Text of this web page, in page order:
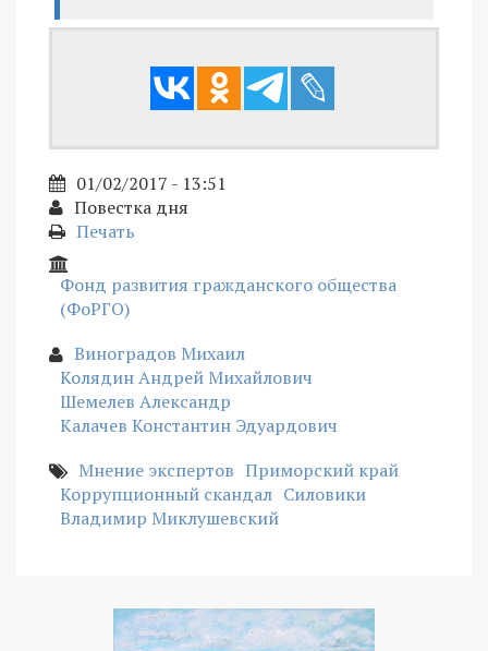
01/02/2017 - 13:51
Повестка дня
Печать
Фонд развития гражданского общества
(ФоРГО)
Виноградов Михаил
Колядин Андрей Михайлович
Шемелев Александр
Калачев Константин Эдуардович
Мнение экспертов Приморский край
Коррупционный скандал Силовики
Владимир Миклушевский